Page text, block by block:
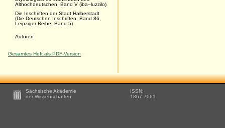
Althochdeutschen. Band V (iba–luzzilo)
Die Inschriften der Stadt Halberstadt
(Die Deutschen Inschriften, Band 86,
Leipziger Reihe, Band 5)
Autoren
Gesamtes Heft als PDF-Version
Footer
Sächsische Akademie
der Wissenschaften
ISSN:
1867-7061